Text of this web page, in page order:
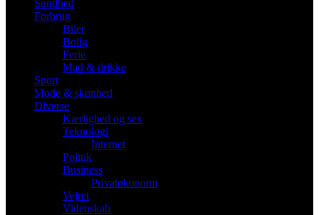
Sundhed
Forbrug
Biler
Bolig
Ferie
Mad & drikke
Sport
Mode & skønhed
Diverse
Kærlighed og sex
Teknologi
Internet
Politik
Business
Privatøkonomi
Vejret
Videnskab